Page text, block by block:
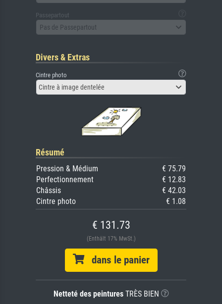
Passepartout
Pas de Passepartout
Divers & Extras
Cintre photo
Cintre à image dentelée
Résumé
Pression & Médium
€ 75.79
Perfectionnement
€ 12.83
Châssis
€ 42.03
Cintre photo
€ 1.08
€ 131.73
(Enthält 17% MwSt.)
dans le panier
Netteté des peinturesTRÈS BIEN